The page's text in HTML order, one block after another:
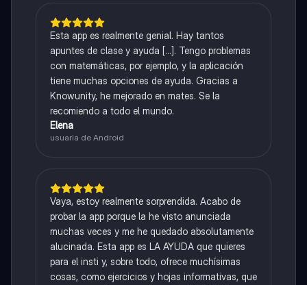
Esta app es realmente genial. Hay tantos
apuntes de clase y ayuda [...]. Tengo problemas
con matemáticas, por ejemplo, y la aplicación
tiene muchas opciones de ayuda. Gracias a
Knowunity, he mejorado en mates. Se la
recomiendo a todo el mundo.
Elena
usuaria de Android
Vaya, estoy realmente sorprendida. Acabo de
probar la app porque la he visto anunciada
muchas veces y me he quedado absolutamente
alucinada. Esta app es LA AYUDA que quieres
para el insti y, sobre todo, ofrece muchísimas
cosas, como ejercicios y hojas informativas, que